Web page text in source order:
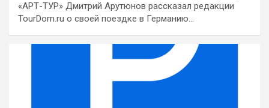
«АРТ-ТУР» Дмитрий Арутюнов рассказал редакции
TourDom.ru о своей поездке в Германию…